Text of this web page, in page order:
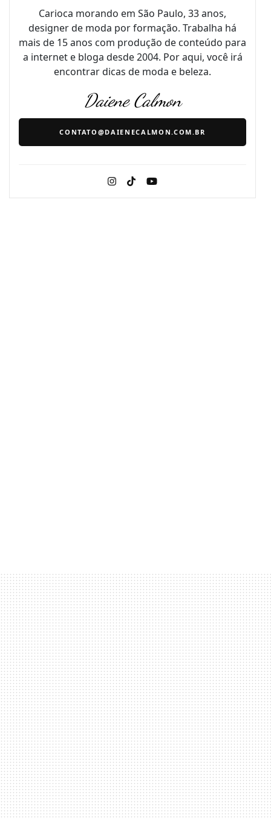
Carioca morando em São Paulo, 33 anos,
designer de moda por formação. Trabalha há
mais de 15 anos com produção de conteúdo para
a internet e bloga desde 2004. Por aqui, você irá
encontrar dicas de moda e beleza.
Daiene Calmon
CONTATO@DAIENECALMON.COM.BR